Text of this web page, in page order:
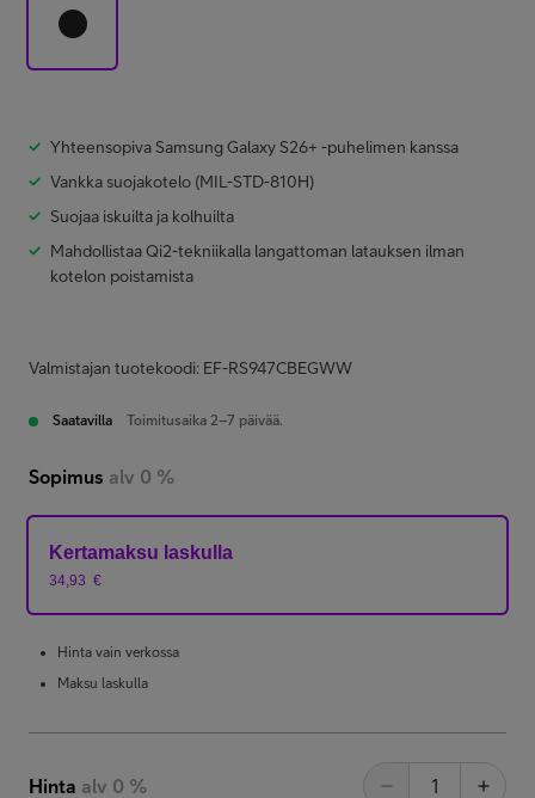
Yhteensopiva Samsung Galaxy S26+ -puhelimen kanssa
Vankka suojakotelo (MIL-STD-810H)
Suojaa iskuilta ja kolhuilta
Mahdollistaa Qi2-tekniikalla langattoman latauksen ilman
kotelon poistamista
Valmistajan tuotekoodi: EF-RS947CBEGWW
Saatavilla Toimitusaika 2–7 päivää.
Sopimus alv 0 %
Kertamaksu laskulla
34,93 €
Hinta vain verkossa
Maksu laskulla
Hinta alv 0 %